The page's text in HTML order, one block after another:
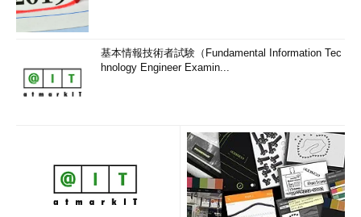
基本情報技術者試験（Fundamental Information Tec
hnology Engineer Examin...